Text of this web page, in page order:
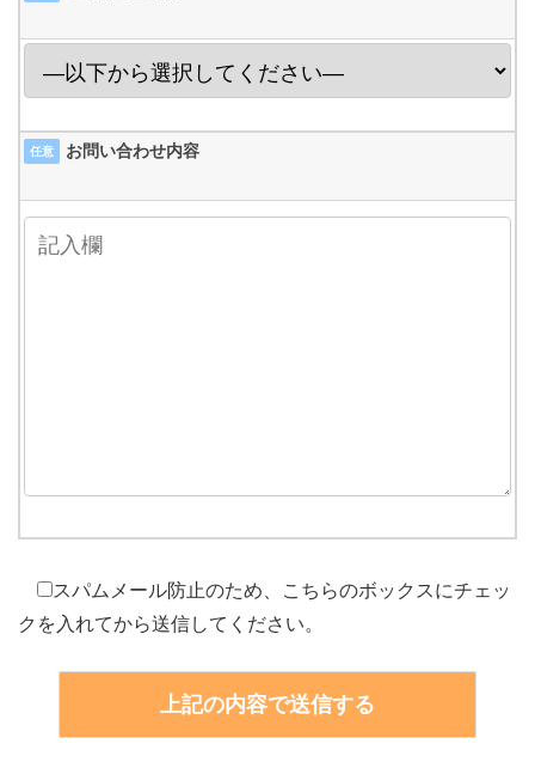
任意 お問い合わせ内容
スパムメール防止のため、こちらのボックスにチェッ
クを入れてから送信してください。